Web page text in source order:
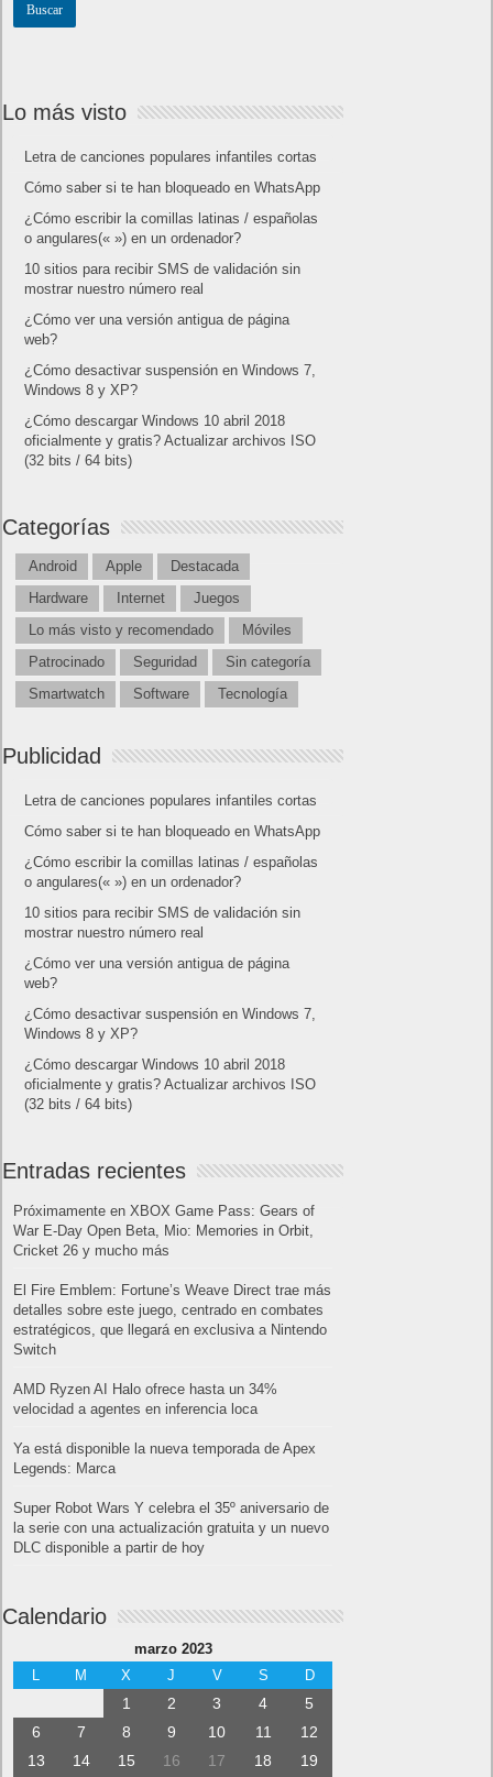
Lo más visto
Letra de canciones populares infantiles cortas
Cómo saber si te han bloqueado en WhatsApp
¿Cómo escribir la comillas latinas / españolas
o angulares(« ») en un ordenador?
10 sitios para recibir SMS de validación sin
mostrar nuestro número real
¿Cómo ver una versión antigua de página
web?
¿Cómo desactivar suspensión en Windows 7,
Windows 8 y XP?
¿Cómo descargar Windows 10 abril 2018
oficialmente y gratis? Actualizar archivos ISO
(32 bits / 64 bits)
Categorías
Android Apple
Destacada
Hardware
Internet
Juegos
Lo más visto y recomendado
Móviles
Patrocinado
Seguridad
Sin categoría
Smartwatch
Software Tecnología
Publicidad
Letra de canciones populares infantiles cortas
Cómo saber si te han bloqueado en WhatsApp
¿Cómo escribir la comillas latinas / españolas
o angulares(« ») en un ordenador?
10 sitios para recibir SMS de validación sin
mostrar nuestro número real
¿Cómo ver una versión antigua de página
web?
¿Cómo desactivar suspensión en Windows 7,
Windows 8 y XP?
¿Cómo descargar Windows 10 abril 2018
oficialmente y gratis? Actualizar archivos ISO
(32 bits / 64 bits)
Entradas recientes
Próximamente en XBOX Game Pass: Gears of
War E-Day Open Beta, Mio: Memories in Orbit,
Cricket 26 y mucho más
El Fire Emblem: Fortune’s Weave Direct trae más
detalles sobre este juego, centrado en combates
estratégicos, que llegará en exclusiva a Nintendo
Switch
AMD Ryzen AI Halo ofrece hasta un 34%
velocidad a agentes en inferencia loca
Ya está disponible la nueva temporada de Apex
Legends: Marca
Super Robot Wars Y celebra el 35º aniversario de
la serie con una actualización gratuita y un nuevo
DLC disponible a partir de hoy
Calendario
marzo 2023
L
M X J V S D
1 2 3 4
5
6
7 8 9 10 11
12
13
14 15 16 17 18
19